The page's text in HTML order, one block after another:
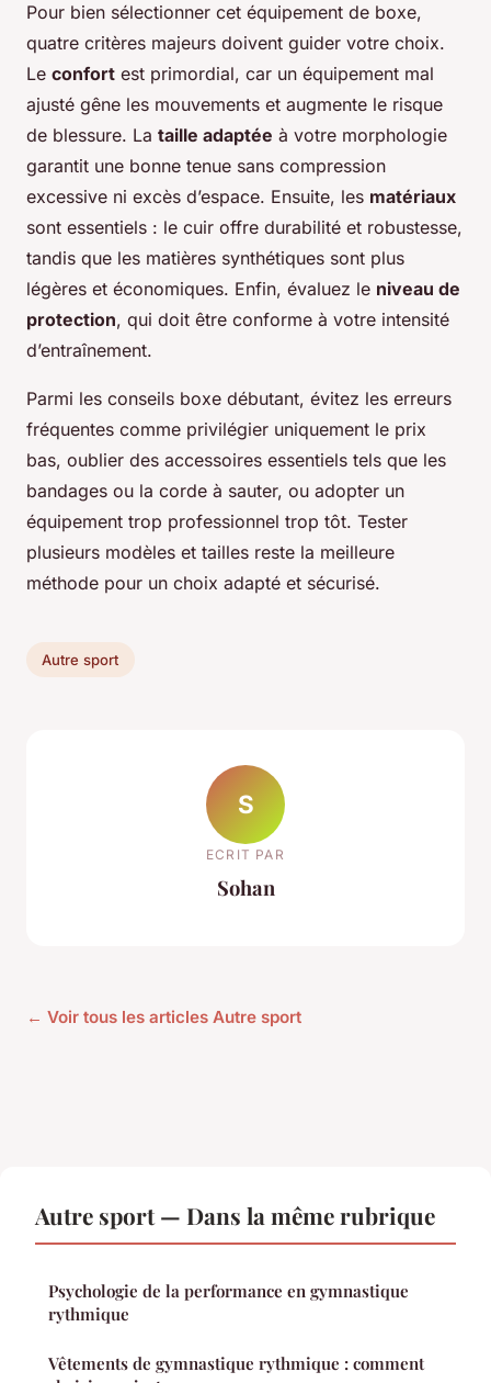
Pour bien sélectionner cet équipement de boxe,
quatre critères majeurs doivent guider votre choix.
Le confort est primordial, car un équipement mal
ajusté gêne les mouvements et augmente le risque
de blessure. La taille adaptée à votre morphologie
garantit une bonne tenue sans compression
excessive ni excès d’espace. Ensuite, les matériaux
sont essentiels : le cuir offre durabilité et robustesse,
tandis que les matières synthétiques sont plus
légères et économiques. Enfin, évaluez le niveau de
protection, qui doit être conforme à votre intensité
d’entraînement.
Parmi les conseils boxe débutant, évitez les erreurs
fréquentes comme privilégier uniquement le prix
bas, oublier des accessoires essentiels tels que les
bandages ou la corde à sauter, ou adopter un
équipement trop professionnel trop tôt. Tester
plusieurs modèles et tailles reste la meilleure
méthode pour un choix adapté et sécurisé.
Autre sport
S
ECRIT PAR
Sohan
← Voir tous les articles Autre sport
Autre sport — Dans la même rubrique
Psychologie de la performance en gymnastique
rythmique
Vêtements de gymnastique rythmique : comment